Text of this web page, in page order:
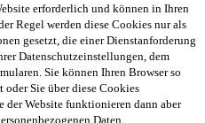
erforderlich und können in Ihren
Regel werden diese Cookies nur als
gesetzt, die einer Dienstanforderung
Datenschutzeinstellungen, dem
Sie können Ihren Browser so
Sie über diese Cookies
Website funktionieren dann aber
Daten.